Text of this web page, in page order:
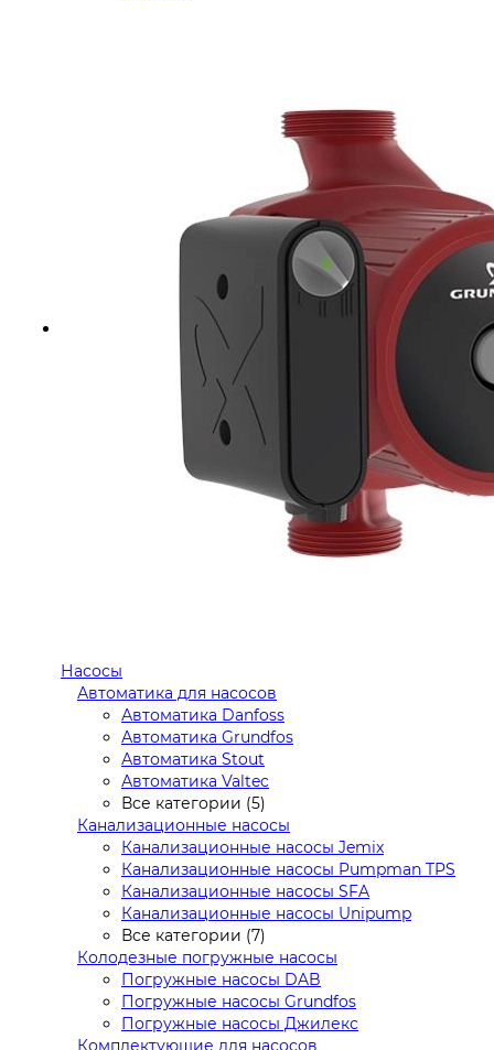
Насосы
Автоматика для насосов
Автоматика Danfoss
Автоматика Grundfos
Автоматика Stout
Автоматика Valtec
Все категории (5)
Канализационные насосы
Канализационные насосы Jemix
Канализационные насосы Pumpman TPS
Канализационные насосы SFA
Канализационные насосы Unipump
Все категории (7)
Колодезные погружные насосы
Погружные насосы DAB
Погружные насосы Grundfos
Погружные насосы Джилекс
Комплектующие для насосов